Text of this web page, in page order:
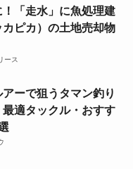
「走水」に魚処理建
ピカ）の土地売却物
ース
アーで狙うタマン釣り
適タックル・おすす